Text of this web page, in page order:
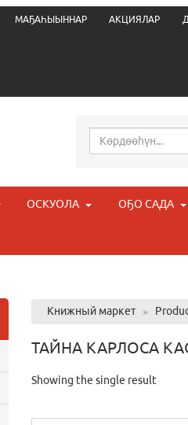
МАҔАҺЫЫННАР АКЦИЯЛАР
ОСКУОЛА ОҔО САДА
Книжный маркет »
ТАЙНА КАРЛОСА
Showing the single result